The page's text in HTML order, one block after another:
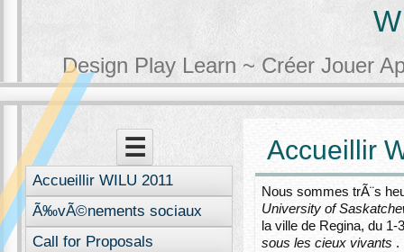
Design Play Learn ~ Créer Jouer
Accueillir
Nous sommes trÃ¨s
University of
la ville de Regina, du 1-
sous les cieux vivants .
Menu
Skip to content ☰
Accueillir WILU 2011
Ã‰vÃ©nements sociaux
Call for Proposals